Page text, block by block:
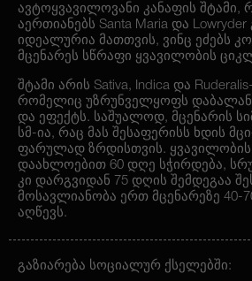
ავტოყვავილოვანი კანაფის შტამი,
აერთიანებს Santa Maria და Lowryder
იდეალურია მათთვის, ვინც ეძებს
მცენარეს სწრაფი ყვავილობის
შტამი არის Sativa, Indica და
რომელიც უზრუნველყოფს
და ეფექტს. საშუალოდ, მცენარის
სმ-ია, რაც მას შესაფერისს ხდის
ფარულად ზრდისთვის.
დაახლოებით 60 დღე სჭირდება,
კი დარგვიდან 75 დღის შემდეგაა
მოსავლიანობა ერთ მცენარეზე 40-
აღწევს.
ამ შტამს ახასიათებს ძლიერი
ყვავილობის დროს, დომინირებს
ტერპინოლენი და მირცენი. ეს
გაზიარება სოციალურ ქსელებში: